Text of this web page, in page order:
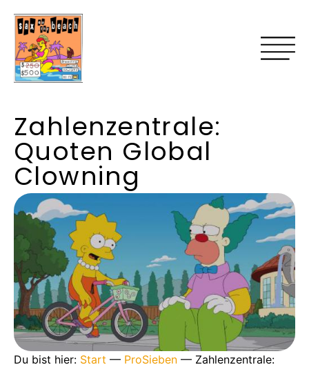
Zahlenzentrale:
Quoten Global
Clowning
Du bist hier: Start — ProSieben — Zahlenzentrale: